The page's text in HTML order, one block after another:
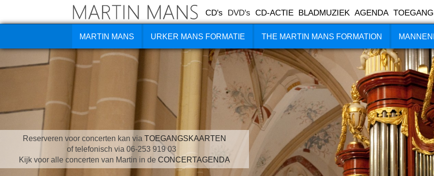
CD's DVD's CD-ACTIE BLADMUZIEK AGENDA
MARTIN MANS URKER MANS FORMATIE THE MARTIN MANS FORMATION
Reserveren voor concerten kan via TOEGANGSKAARTEN
of telefonisch via 06-253 919 03
Kijk voor alle concerten van Martin in de CONCERTAGENDA